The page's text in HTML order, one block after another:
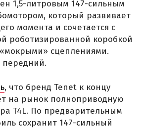
1,5-литровым 147-сильным
который развивает
момента и сочетается с
роботизированной коробкой
сцеплениями.
передний.
, что бренд Tenet к концу
на рынок полноприводную
T4L. По предварительным
сохранит 147-сильный